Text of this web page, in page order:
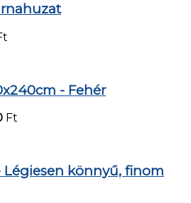
- Fehér
Ft
Légiesen könnyű, finom